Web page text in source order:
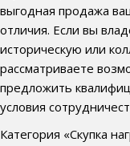
выгодная продажа
отличия. Если вы
историческую или
рассматриваете
предложить
условия
Категория «Скупка